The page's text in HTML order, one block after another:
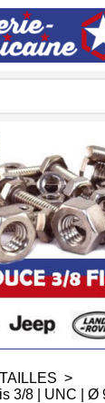
>
3/8 | UNC | Ø